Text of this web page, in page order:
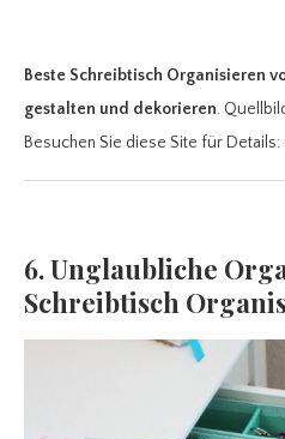
Beste Schreibtisch Organisieren
gestalten und dekorieren.
Besuchen Sie diese Site für Details:
6. Unglaubliche
Schreibtisch